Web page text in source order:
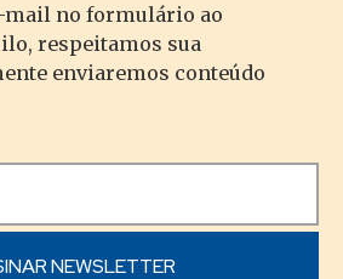
mail no formulário ao
respeitamos sua
enviaremos conteúdo